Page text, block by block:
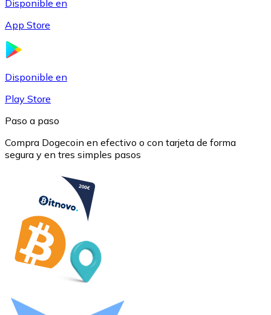
Litecoin
LTC
Disponible en
App Store
Disponible en
Play Store
Paso a paso
Compra Dogecoin en efectivo o con tarjeta de forma
segura y en tres simples pasos